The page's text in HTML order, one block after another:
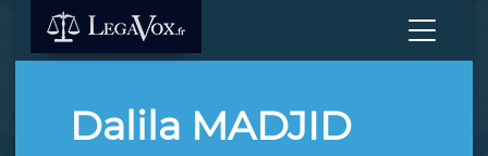
Dalila MADJID